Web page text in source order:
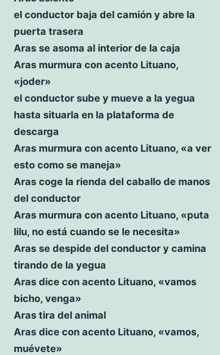
el conductor baja del camión y abre la
puerta trasera
Aras se asoma al interior de la caja
Aras murmura con acento Lituano,
«joder»
el conductor sube y mueve a la yegua
hasta situarla en la plataforma de
descarga
Aras murmura con acento Lituano, «a ver
esto como se maneja»
Aras coge la rienda del caballo de manos
del conductor
Aras murmura con acento Lituano, «puta
lilu, no está cuando se le necesita»
Aras se despide del conductor y camina
tirando de la yegua
Aras dice con acento Lituano, «vamos
bicho, venga»
Aras tira del animal
Aras dice con acento Lituano, «vamos,
muévete»